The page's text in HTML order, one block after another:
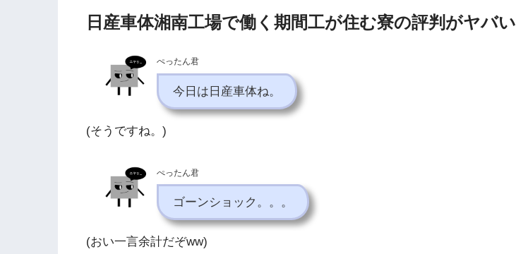
日産車体湘南工場で働く期間工が住む寮の評判がヤバい
ぺったん君
今日は日産車体ね。
(そうですね。)
ぺったん君
ゴーンショック。。。
(おい一言余計だぞww)